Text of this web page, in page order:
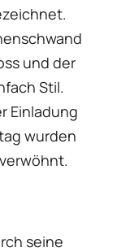
und der
Stil.
Einladung
wurden
seine